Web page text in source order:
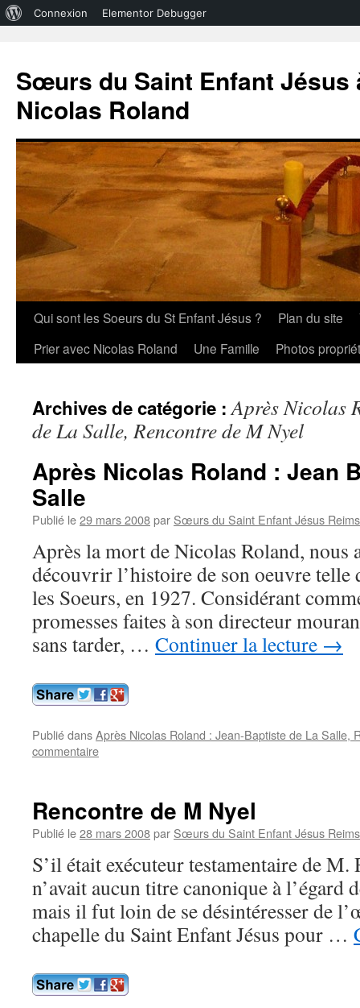
WordPress
Connexion Elementor Debugger
Sœurs du Saint Enfant Jésus
Nicolas Roland
Aller
Qui sont les Soeurs du St Enfant Jésus ? Plan du site
Prier avec Nicolas Roland
Une Famille Photos
Archives de catégorie :Après Nicolas
de La Salle, Rencontre de M Nyel
Après Nicolas Roland : Jean
Salle
Publié le29 mars 2008par Sœurs du Saint Enfant Jésus Reims
Après la mort de Nicolas Roland, nous
découvrir l’histoire de son oeuvre telle
les Soeurs, en 1927. Considérant
promesses faites à son directeur
sans tarder, … Continuer la lecture →
Publié dansAprès Nicolas Roland : Jean-Baptiste de La Salle,
commentaire
Rencontre de M Nyel
Publié le28 mars 2008par Sœurs du Saint Enfant Jésus Reims
S’il était exécuteur testamentaire de
n’avait aucun titre canonique à l’égard
mais il fut loin de se désintéresser de
chapelle du Saint Enfant Jésus pour …